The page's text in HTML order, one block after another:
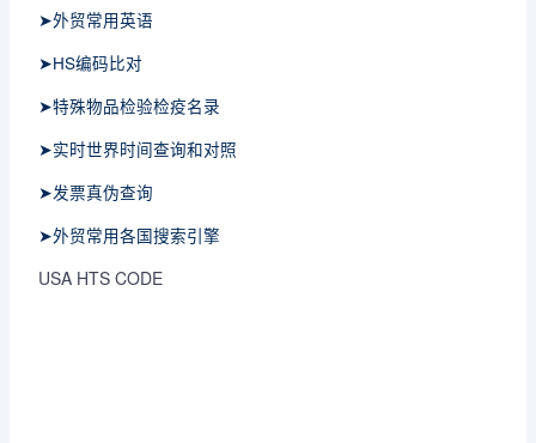
➤外贸常用英语
➤HS编码比对
➤特殊物品检验检疫名录
➤实时世界时间查询和对照
➤发票真伪查询
➤外贸常用各国搜索引擎
USA HTS CODE